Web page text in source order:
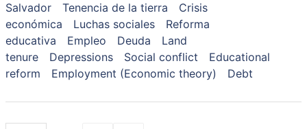
Salvador
Tenencia de la tierra
Crisis
económica
Luchas sociales
Reforma
educativa
Empleo Deuda
Land
tenure
Depressions Social conflict
Educational
reform
Employment (Economic theory) Debt